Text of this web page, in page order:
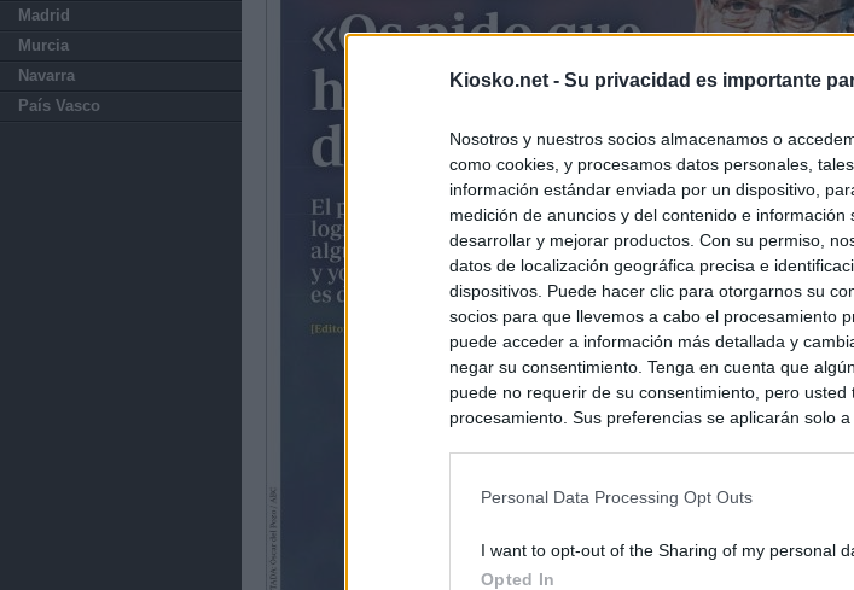
Kiosko.net - Su privacidad es importante
Nosotros y nuestros socios almacenamos o
como cookies, y procesamos datos personales,
información estándar enviada por un dispositivo,
medición de anuncios y del contenido e
desarrollar y mejorar productos. Con su permiso,
datos de localización geográfica precisa e
dispositivos. Puede hacer clic para otorgarnos su
socios para que llevemos a cabo el procesamiento
puede acceder a información más detallada y
negar su consentimiento. Tenga en cuenta que
puede no requerir de su consentimiento, pero
procesamiento. Sus preferencias se aplicarán solo
Personal Data Processing Opt Outs
I want to opt-out of the Sharing of my personal
Opted In
Madrid
Murcia
Navarra
País Vasco